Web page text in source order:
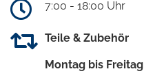
7:00 - 18:00 Uhr
Teile & Zubehör
Montag bis Freitag